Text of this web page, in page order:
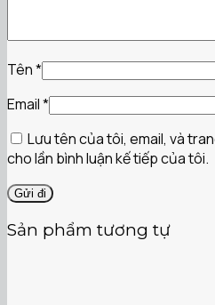
Tên*
Email*
Lưu tên của tôi, email, và
cho lần bình luận kế tiếp của tôi.
Sản phẩm tương tự